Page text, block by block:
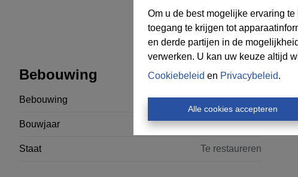
Om u de best mogelijke ervaring
toegang te krijgen tot
en derde partijen in de
verwerken. U kan uw keuze altijd
Cookiebeleid en Privacybeleid.
Alle cookies accepteren
Bebouwing
Bebouwing Open
Bouwjaar 1980
Staat Te restaureren